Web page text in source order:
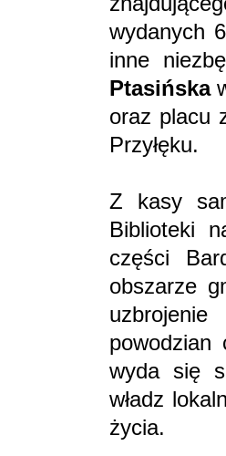
wydanych
inne
Ptasińska
oraz placu
Przyłęku.
Z kasy
Biblioteki
części
obszarze
powodzian
wyda się
władz
życia.